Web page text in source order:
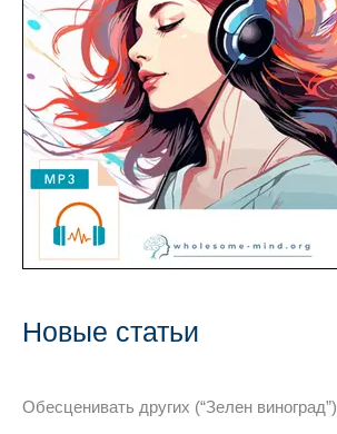
Новые статьи
Обесценивать других (“Зелен виноград”)